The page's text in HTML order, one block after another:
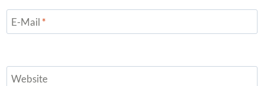
E-Mail *
Website